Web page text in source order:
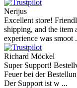
Nerijus
Excellent store!
shipping, and the item
experience was smoot
Richard Möckel
Super Support!
Feuer bei der
Der Support ist w ...